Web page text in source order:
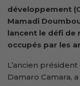
développement
Mamadi
lancent le défi de
occupés par les
L’ancien
Damaro Camara,